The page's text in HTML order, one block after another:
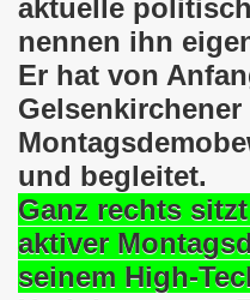
aktuelle
nennen ihn
Er hat von
Gelsenkirchener
und begleitet.
Ganz rechts
aktiver
seinem High-
zur Kommunalwahl am
eine einzigartige
Gelsenkirchen
21 Jahre
in Gelsenkirchen
Bewegung hier bei uns